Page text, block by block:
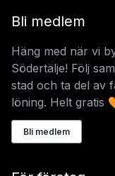
Bli medlem
Häng med när vi
Södertälje! Följ
stad och ta del av
löning. Helt gratis
Bli medlem